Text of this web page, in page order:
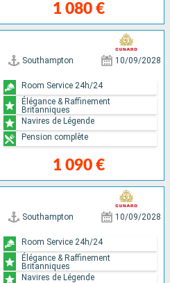
1 080 €
Southampton 10/09/2028
1 090 €
Room Service 24h/24
Élégance & Raffinement
Britanniques
Navires de Légende
Pension complète
Southampton 10/09/2028
Room Service 24h/24
Élégance & Raffinement
Britanniques
Navires de Légende